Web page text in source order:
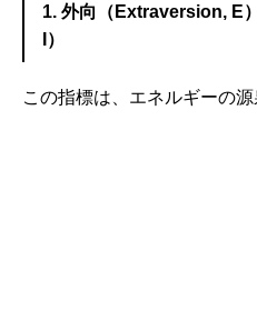
1. 外向（Extraversion, E
I）
この指標は、エネルギーの源